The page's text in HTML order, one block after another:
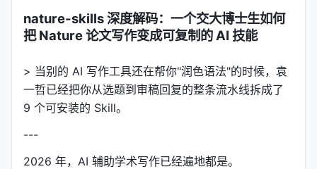
nature-skills 深度解码：一个交大博士生如何
把 Nature 论文写作变成可复制的 AI 技能
> 当别的 AI 写作工具还在帮你"润色语法"的时候，袁
一哲已经把你从选题到审稿回复的整条流水线拆成了
9 个可安装的 Skill。
---
2026 年，AI 辅助学术写作已经遍地都是。